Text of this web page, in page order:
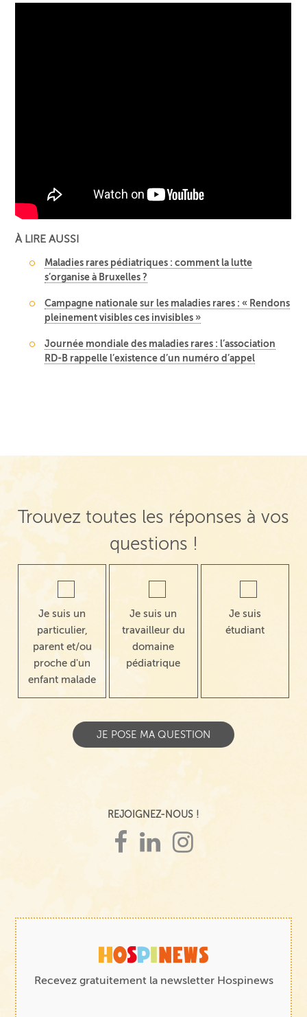
À LIRE AUSSI
Maladies rares pédiatriques : comment la lutte
s’organise à Bruxelles ?
Campagne nationale sur les maladies rares : « Rendons
pleinement visibles ces invisibles »
Journée mondiale des maladies rares : l’association
RD-B rappelle l’existence d’un numéro d’appel
Trouvez toutes les réponses à vos
questions !
Je suis un
particulier,
parent et/ou
proche d'un
enfant malade
Je suis un
travailleur du
domaine
pédiatrique
Je suis
étudiant
REJOIGNEZ-NOUS !
Recevez gratuitement la newsletter Hospinews